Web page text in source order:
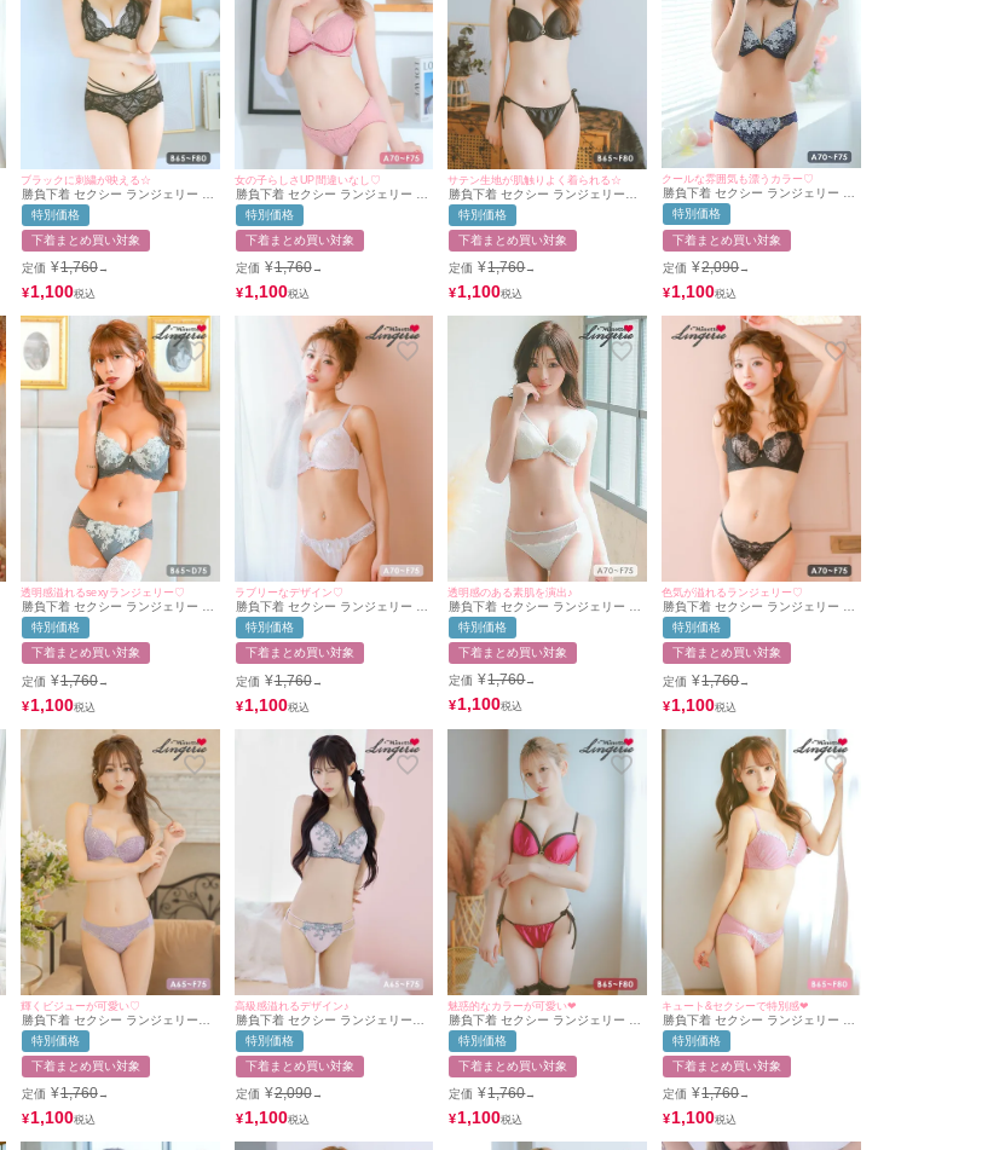
ブラックに刺繍が映える☆
勝負下着 セクシー ランジェリー ヌ
ーディーフラワーレースコードデザ
インカップブラジャー＆ショーツ2
点セット
特別価格
下着まとめ買い対象
定価 ¥1,760→
¥1,100
女の子らしさUP間違いなし♡
勝負下着 セクシー ランジェリー オ
ールレースパイピングテープ脇高ブ
ラジャー＆ショーツ2点セット
特別価格
下着まとめ買い対象
定価 ¥1,760→
¥ 1,100
サテン生地が肌触りよく着られる☆
勝負下着 セクシー ランジェリーハ
ートジップサテンカップブラジャー
＆ショーツ2点セット
特別価格
下着まとめ買い対象
定価 ¥1,760→
¥1,100
クールな雰囲気も漂うカラー♡
勝負下着 セクシー ランジェリー フ
ラワーレース ワイヤー ネイビ ビジ
ューチャーム ブラジャー＆ショー
ツ2点セット
特別価格
下着まとめ買い対象
定価 ¥2,090→
¥1,100
透明感溢れるsexyランジェリー♡
勝負下着 セクシー ランジェリー フ
ラワー 刺繍 レース ビジューチャー
ム ワイヤー ブラジャー ショーツ 2
点セット
特別価格
下着まとめ買い対象
定価 ¥1,760→
¥1,100
ラブリーなデザイン♡
勝負下着 セクシー ランジェリー ビ
ジューチャーム付きラブリー刺繍レ
ースカップブラジャー＆ショーツ2
点セット
特別価格
下着まとめ買い対象
定価 ¥1,760→
¥ 1,100
透明感のある素肌を演出♪
勝負下着 セクシー ランジェリー シ
アーチュール エレガントレース 脇
高 ワイヤー ホワイト ブラジャー シ
ョーツ 2点セット
特別価格
下着まとめ買い対象
定価 ¥1,760→
¥1,100
色気が溢れるランジェリー♡
勝負下着 セクシー ランジェリー ヌ
ーディーカラー×シアーフラワーレ
ースブラジャー＆ショーツ2点セッ
ト
特別価格
下着まとめ買い対象
定価 ¥1,760→
¥1,100
輝くビジューが可愛い♡
勝負下着 セクシー ランジェリーエ
レガントレース脇高フルカップブラ
ジャー＆ショーツ2点セット
特別価格
下着まとめ買い対象
定価 ¥1,760→
¥1,100
高級感溢れるデザイン♪
勝負下着 セクシー ランジェリーゴ
ージャス刺繍脇高フルカップブラジ
ャー＆ショーツ2点セット
特別価格
下着まとめ買い対象
定価 ¥2,090→
¥ 1,100
魅惑的なカラーが可愛い❤︎
勝負下着 セクシー ランジェリー サ
テンカップセクシーバストジップブ
ラジャー＆ショーツ2点セット
特別価格
下着まとめ買い対象
定価 ¥1,760→
¥1,100
キュート&セクシーで特別感❤︎
勝負下着 セクシー ランジェリー 3D
刺繍上品ホワイトフラワーレースカ
ップブラジャー＆ショーツ2点セッ
ト
特別価格
下着まとめ買い対象
定価 ¥1,760→
¥1,100